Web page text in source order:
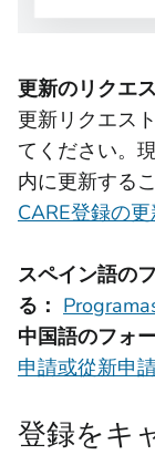
更新のリクエ
更新リクエス
てください。
内に更新する
CARE登録の
スペイン語の
る：
中国語のフォ
申請或從新申
登録をキ